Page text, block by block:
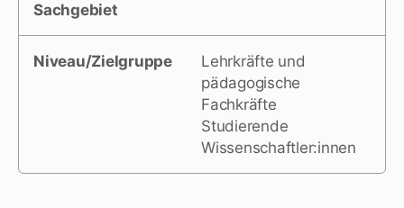
Sachgebiet
Niveau/Zielgruppe
Lehrkräfte und
pädagogische
Fachkräfte
Studierende
Wissenschaftler:innen